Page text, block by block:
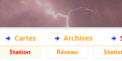
Cartes Archives
Station Réseau